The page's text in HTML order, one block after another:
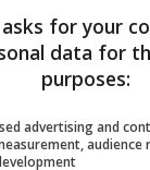
for your
data for
purposes:
advertising and
audience